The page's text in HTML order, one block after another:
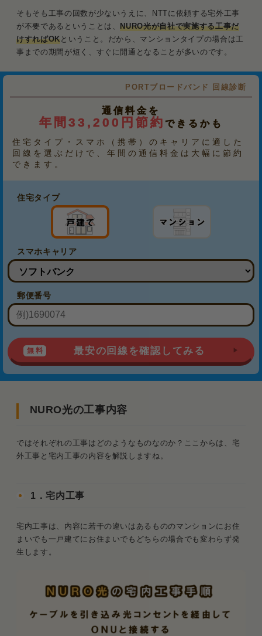
そもそも工事の回数が少ないうえに、NTTに依頼する宅外工事
が不要であるということは、NURO光が自社で実施する工事だ
けすればOKということ。だから、マンションタイプの場合は工
事までの期間が短く、すぐに開通となることが多いのです。
PORTブロードバンド 回線診断
通信料金を
年間33,200円節約 できるかも
住宅タイプ・スマホ（携帯）のキャリアに適した
回線を選ぶだけで、年間の通信料金は大幅に節約
できます。
住宅タイプ
スマホキャリア
郵便番号
最安の回線を確認してみる
NURO光の工事内容
ではそれぞれの工事はどのようなものなのか？ここからは、宅
外工事と宅内工事の内容を解説しますね。
1．宅内工事
宅内工事は、内容に若干の違いはあるもののマンションにお住
まいでも一戸建てにお住まいでもどちらの場合でも変わらず発
生します。